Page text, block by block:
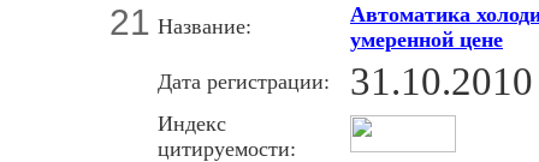
21 Название:
Автоматика
умеренной цене
Дата регистрации:
31.10.2010
Индекс
цитируемости: